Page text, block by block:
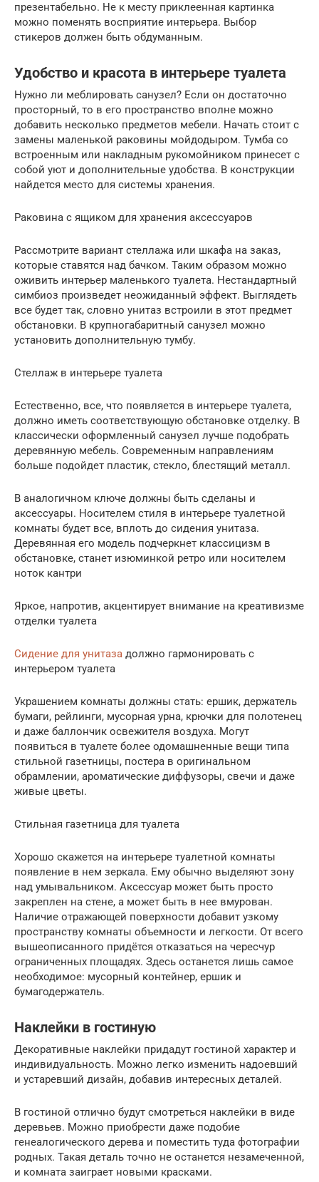
презентабельно. Не к месту приклеенная картинка
можно поменять восприятие интерьера. Выбор
стикеров должен быть обдуманным.
Удобство и красота в интерьере туалета
Нужно ли меблировать санузел? Если он достаточно
просторный, то в его пространство вполне можно
добавить несколько предметов мебели. Начать стоит с
замены маленькой раковины мойдодыром. Тумба со
встроенным или накладным рукомойником принесет с
собой уют и дополнительные удобства. В конструкции
найдется место для системы хранения.
Раковина с ящиком для хранения аксессуаров
Рассмотрите вариант стеллажа или шкафа на заказ,
которые ставятся над бачком. Таким образом можно
оживить интерьер маленького туалета. Нестандартный
симбиоз произведет неожиданный эффект. Выглядеть
все будет так, словно унитаз встроили в этот предмет
обстановки. В крупногабаритный санузел можно
установить дополнительную тумбу.
Стеллаж в интерьере туалета
Естественно, все, что появляется в интерьере туалета,
должно иметь соответствующую обстановке отделку. В
классически оформленный санузел лучше подобрать
деревянную мебель. Современным направлениям
больше подойдет пластик, стекло, блестящий металл.
В аналогичном ключе должны быть сделаны и
аксессуары. Носителем стиля в интерьере туалетной
комнаты будет все, вплоть до сидения унитаза.
Деревянная его модель подчеркнет классицизм в
обстановке, станет изюминкой ретро или носителем
ноток кантри
Яркое, напротив, акцентирует внимание на креативизме
отделки туалета
Сидение для унитаза должно гармонировать с
интерьером туалета
Украшением комнаты должны стать: ершик, держатель
бумаги, рейлинги, мусорная урна, крючки для полотенец
и даже баллончик освежителя воздуха. Могут
появиться в туалете более одомашненные вещи типа
стильной газетницы, постера в оригинальном
обрамлении, ароматические диффузоры, свечи и даже
живые цветы.
Стильная газетница для туалета
Хорошо скажется на интерьере туалетной комнаты
появление в нем зеркала. Ему обычно выделяют зону
над умывальником. Аксессуар может быть просто
закреплен на стене, а может быть в нее вмурован.
Наличие отражающей поверхности добавит узкому
пространству комнаты объемности и легкости. От всего
вышеописанного придётся отказаться на чересчур
ограниченных площадях. Здесь останется лишь самое
необходимое: мусорный контейнер, ершик и
бумагодержатель.
Наклейки в гостиную
Декоративные наклейки придадут гостиной характер и
индивидуальность. Можно легко изменить надоевший
и устаревший дизайн, добавив интересных деталей.
В гостиной отлично будут смотреться наклейки в виде
деревьев. Можно приобрести даже подобие
генеалогического дерева и поместить туда фотографии
родных. Такая деталь точно не останется незамеченной,
и комната заиграет новыми красками.